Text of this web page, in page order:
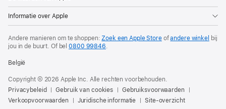
Informatie over Apple
Andere manieren om te shoppen:Zoek een Apple Storeofandere winkel bij
jou in de buurt. Of bel0800 99846.
België
Copyright © 2026 Apple Inc. Alle rechten voorbehouden.
Privacybeleid
Gebruik van cookies
Gebruiksvoorwaarden
Verkoopvoorwaarden
Juridische informatie Site-overzicht